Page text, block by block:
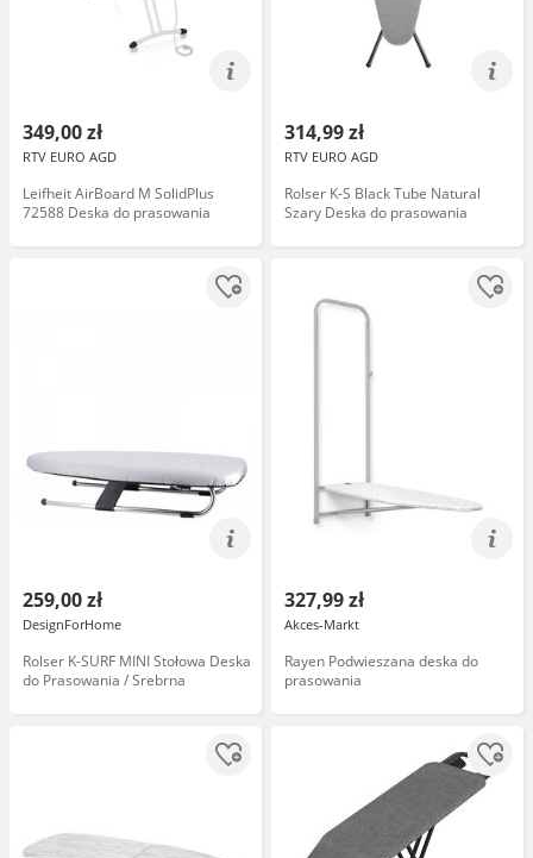
349,00 zł
RTV EURO AGD
Leifheit AirBoard M SolidPlus
72588 Deska do prasowania
314,99 zł
RTV EURO AGD
Rolser K-S Black Tube Natural
Szary Deska do prasowania
259,00 zł
DesignForHome
Rolser K-SURF MINI Stołowa Deska
do Prasowania / Srebrna
327,99 zł
Akces-Markt
Rayen Podwieszana deska do
prasowania